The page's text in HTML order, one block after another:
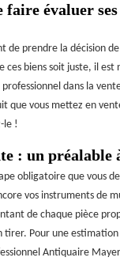
évaluer
de prendre la décision
biens soit juste, il est
dans la
que vous mettez en
le !
: un préalable
obligatoire que vous
vos instruments de
de chaque pièce
tirer. Pour une
Antiquaire